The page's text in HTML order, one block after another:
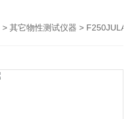
>其它物性测试仪器 > F250JULABO 优莱博 循环冷却器